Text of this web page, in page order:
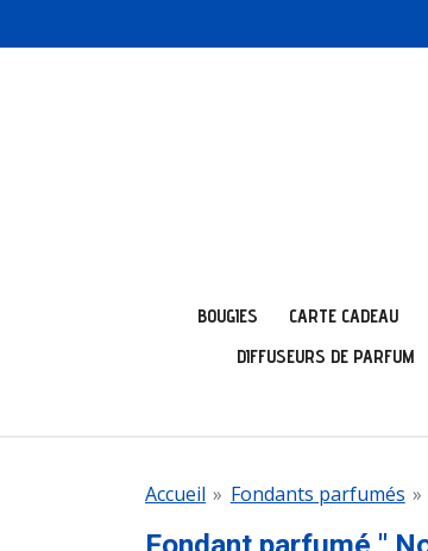
au
BOUGIES CARTE CADEAU
DIFFUSEURS DE PARFUM
Accueil » Fondants parfumés »